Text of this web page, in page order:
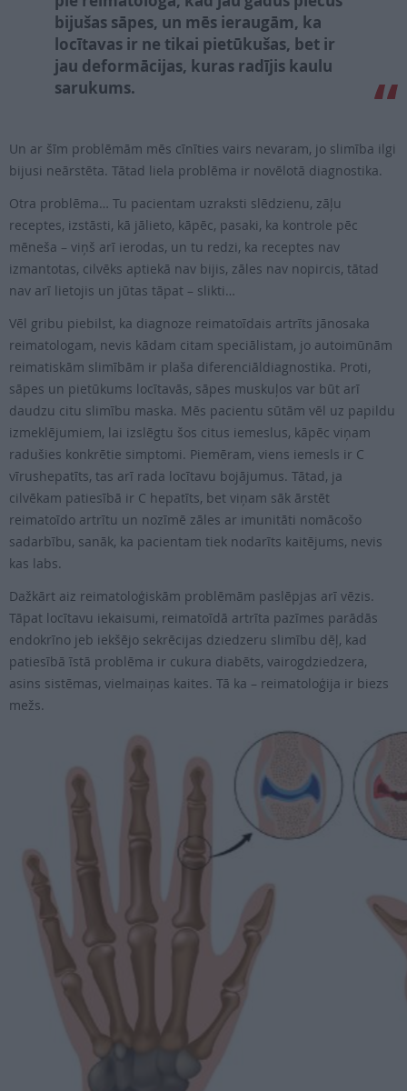
bijušas sāpes, un mēs ieraugām, ka
locītavas ir ne tikai pietūkušas, bet ir
jau deformācijas, kuras radījis kaulu
sarukums.
Un ar šīm problēmām mēs cīnīties vairs nevaram, jo slimība ilgi
bijusi neārstēta. Tātad liela problēma ir novēlotā diagnostika.
Otra problēma… Tu pacientam uzraksti slēdzienu, zāļu
receptes, izstāsti, kā jālieto, kāpēc, pasaki, ka kontrole pēc
mēneša – viņš arī ierodas, un tu redzi, ka receptes nav
izmantotas, cilvēks aptiekā nav bijis, zāles nav nopircis, tātad
nav arī lietojis un jūtas tāpat – slikti…
Vēl gribu piebilst, ka diagnoze reimatoīdais artrīts jānosaka
reimatologam, nevis kādam citam speciālistam, jo autoimūnām
reimatiskām slimībām ir plaša diferenciāldiagnostika. Proti,
sāpes un pietūkums locītavās, sāpes muskuļos var būt arī
daudzu citu slimību maska. Mēs pacientu sūtām vēl uz papildu
izmeklējumiem, lai izslēgtu šos citus iemeslus, kāpēc viņam
radušies konkrētie simptomi. Piemēram, viens iemesls ir C
vīrushepatīts, tas arī rada locītavu bojājumus. Tātad, ja
cilvēkam patiesībā ir C hepatīts, bet viņam sāk ārstēt
reimatoīdo artrītu un nozīmē zāles ar imunitāti nomācošo
sadarbību, sanāk, ka pacientam tiek nodarīts kaitējums, nevis
kas labs.
Dažkārt aiz reimatoloģiskām problēmām paslēpjas arī vēzis.
Tāpat locītavu iekaisumi, reimatoīdā artrīta pazīmes parādās
endokrīno jeb iekšējo sekrēcijas dziedzeru slimību dēļ, kad
patiesībā īstā problēma ir cukura diabēts, vairogdziedzera,
asins sistēmas, vielmaiņas kaites. Tā ka – reimatoloģija ir biezs
mežs.